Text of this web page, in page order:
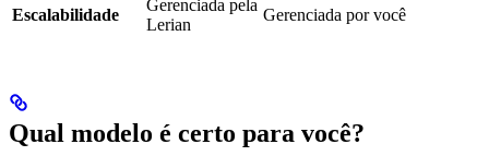
Escalabilidade
Gerenciada pela
Lerian
Gerenciada por você
Qual modelo é certo para você?